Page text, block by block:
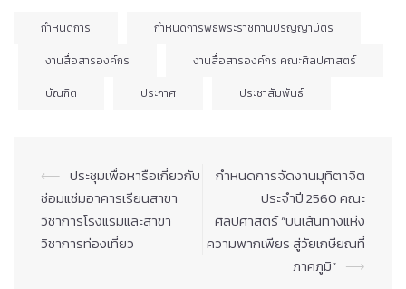
กำหนดการ
กำหนดการพิธีพระราชทานปริญญาบัตร
งานสื่อสารองค์กร
งานสื่อสารองค์กร คณะศิลปศาสตร์
บัณฑิต
ประกาศ ประชาสัมพันธ์
Post
navigation
⟵ ประชุมเพื่อหารือเกี่ยวกับ
ซ่อมแซ่มอาคารเรียนสาขา
วิชาการโรงแรมและสาขา
วิชาการท่องเที่ยว
กำหนดการจัดงานมุทิตาจิต
ประจำปี 2560 คณะ
ศิลปศาสตร์ “บนเส้นทางแห่ง
ความพากเพียร สู่วัยเกษียณที่
ภาคภูมิ” ⟶